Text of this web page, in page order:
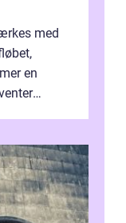
med
en